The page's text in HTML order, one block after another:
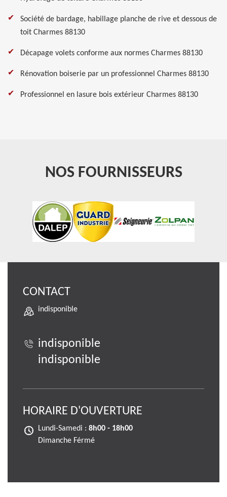
Société de bardage, habillage planche de rive et dessous de
toit Charmes 88130
Décapage volets conforme aux normes Charmes 88130
Rénovation boiserie par un professionnel Charmes 88130
Professionnel en lasure bois extérieur Charmes 88130
NOS FOURNISSEURS
CONTACT
indisponible
indisponible
indisponible
HORAIRE D'OUVERTURE
Lundi-Samedi : 8h00 - 18h00
Dimanche Férmé